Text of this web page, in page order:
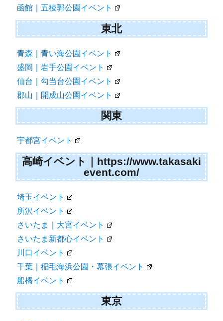
函館｜五稜郭公園イベント
東北
青森｜青い海公園イベント
盛岡｜岩手公園イベント
仙台｜勾当台公園イベント
郡山｜開成山公園イベント
関東
宇都宮イベント
高崎イベント｜https://www.takasaki
event.com/
埼玉イベント
所沢イベント
さいたま｜大宮イベント
さいたま新都心イベント
川口イベント
千葉｜稲毛海浜公園・幕張イベント
船橋イベント
東京